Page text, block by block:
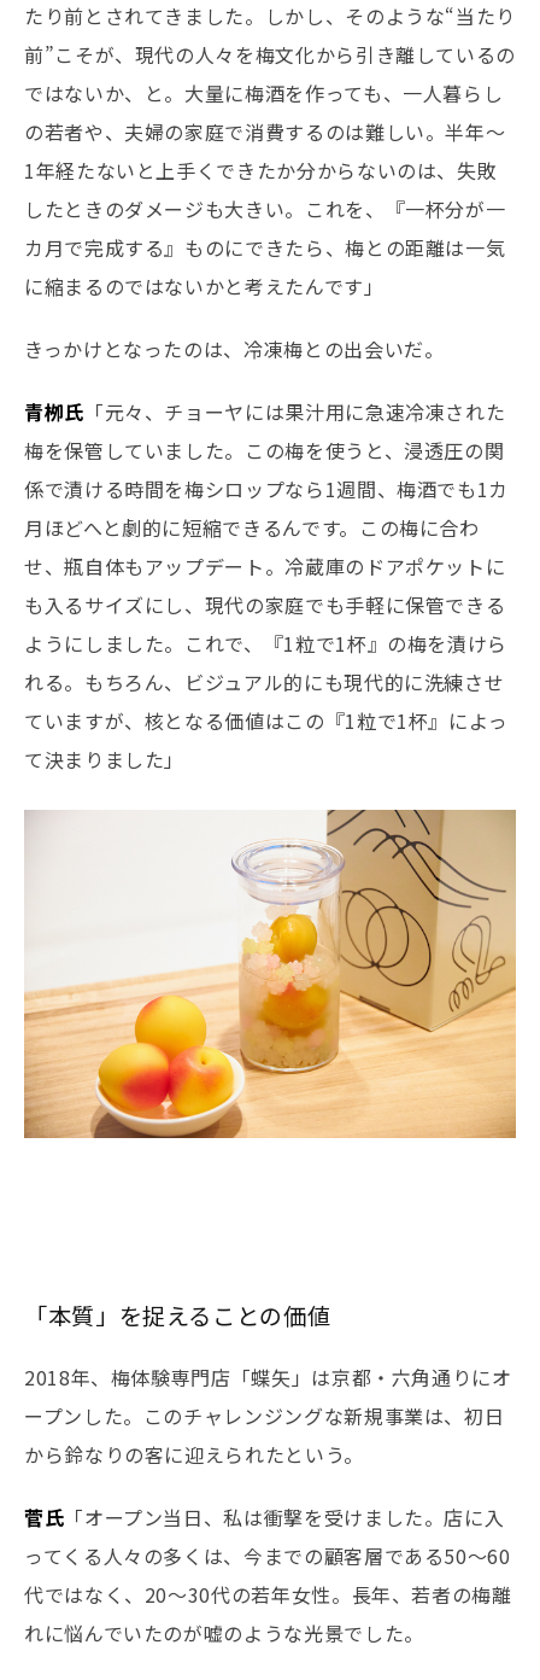
たり前とされてきました。しかし、そのような“当たり
前”こそが、現代の人々を梅文化から引き離しているの
ではないか、と。大量に梅酒を作っても、一人暮らし
の若者や、夫婦の家庭で消費するのは難しい。半年〜
1年経たないと上手くできたか分からないのは、失敗
したときのダメージも大きい。これを、『一杯分が一
カ月で完成する』ものにできたら、梅との距離は一気
に縮まるのではないかと考えたんです」
きっかけとなったのは、冷凍梅との出会いだ。
青栁氏 「元々、チョーヤには果汁用に急速冷凍された
梅を保管していました。この梅を使うと、浸透圧の関
係で漬ける時間を梅シロップなら1週間、梅酒でも1カ
月ほどへと劇的に短縮できるんです。この梅に合わ
せ、瓶自体もアップデート。冷蔵庫のドアポケットに
も入るサイズにし、現代の家庭でも手軽に保管できる
ようにしました。これで、『1粒で1杯』の梅を漬けら
れる。もちろん、ビジュアル的にも現代的に洗練させ
ていますが、核となる価値はこの『1粒で1杯』によっ
て決まりました」
「本質」を捉えることの価値
2018年、梅体験専門店「蝶矢」は京都・六角通りにオ
ープンした。このチャレンジングな新規事業は、初日
から鈴なりの客に迎えられたという。
菅氏 「オープン当日、私は衝撃を受けました。店に入
ってくる人々の多くは、今までの顧客層である50〜60
代ではなく、20〜30代の若年女性。長年、若者の梅離
れに悩んでいたのが嘘のような光景でした。